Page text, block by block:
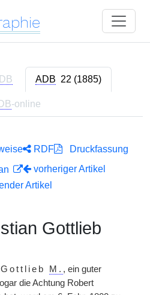
ADB 22 (1885)
-online
RDF
Druckfassung
vorheriger Artikel
Artikel
Gottlieb
M. , ein guter
die Achtung Robert